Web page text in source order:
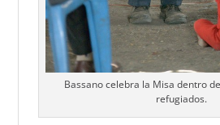
Bassano celebra la Misa dentro
refugiados.